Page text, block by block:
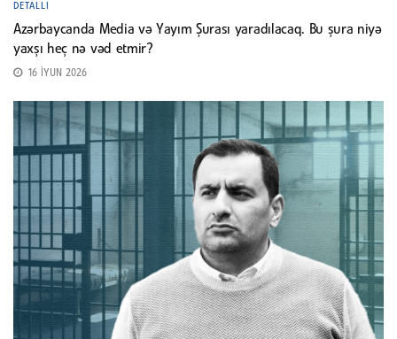
DETALLI
Azərbaycanda Media və Yayım Şurası yaradılacaq. Bu şura niyə
yaxşı heç nə vəd etmir?
16 İYUN 2026